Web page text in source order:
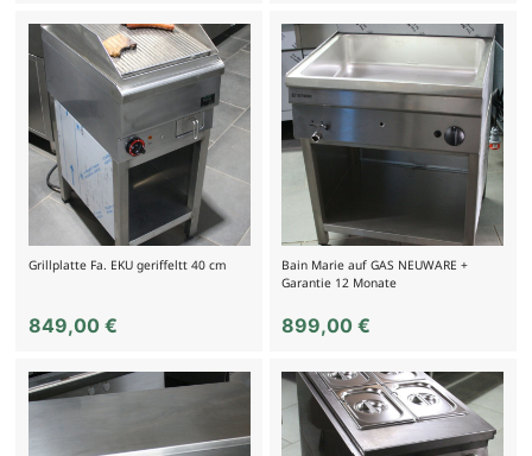
Grillplatte Fa. EKU geriffeltt 40 cm
849,00 €
Bain Marie auf GAS NEUWARE +
Garantie 12 Monate
899,00€